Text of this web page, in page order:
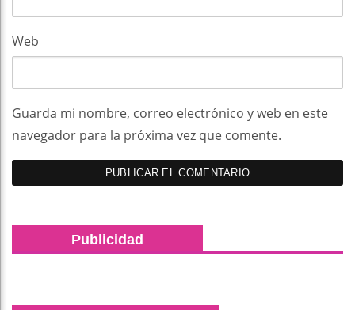
Web
Guarda mi nombre, correo electrónico y web en este
navegador para la próxima vez que comente.
Publicidad